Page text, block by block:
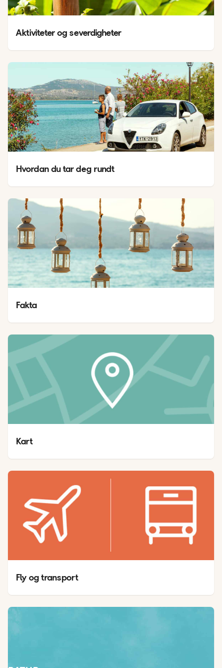
Aktiviteter og severdigheter
Hvordan du tar deg rundt
Fakta
Kart
Fly og transport